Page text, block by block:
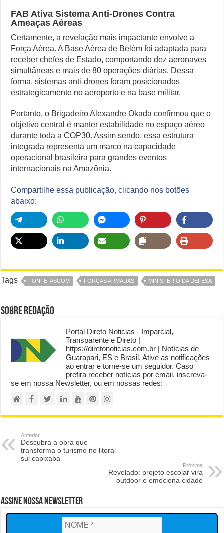
FAB Ativa Sistema Anti-Drones Contra
Ameaças Aéreas
Certamente, a revelação mais impactante envolve a
Força Aérea. A Base Aérea de Belém foi adaptada para
receber chefes de Estado, comportando dez aeronaves
simultâneas e mais de 80 operações diárias. Dessa
forma, sistemas anti-drones foram posicionados
estrategicamente no aeroporto e na base militar.
Portanto, o Brigadeiro Alexandre Okada confirmou que o
objetivo central é manter estabilidade no espaço aéreo
durante toda a COP30. Assim sendo, essa estrutura
integrada representa um marco na capacidade
operacional brasileira para grandes eventos
internacionais na Amazônia.
Compartilhe essa publicação, clicando nos botões
abaixo:
Tags FONTE: ASCOM FORÇAS ARMADAS MINISTÉRIO DA DEFESA
Sobre Redação
Portal Direto Noticias - Imparcial,
Transparente e Direto |
https://diretonoticias.com.br | Notícias de
Guarapari, ES e Brasil. Ative as notificações
ao entrar e torne-se um seguidor. Caso
prefira receber notícias por email, inscreva-
se em nossa Newsletter, ou em nossas redes:
Anterior
Descubra a obra que
transforma o turismo no litoral
sul capixaba
Próxima
Revelado: projeto escolar vira
outdoor e emociona cidade
Assine Nossa Newsletter